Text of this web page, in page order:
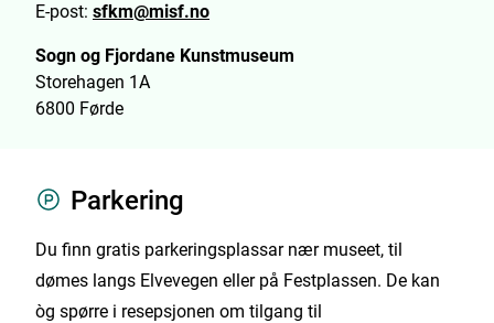
E-post: sfkm@misf.no
Sogn og Fjordane Kunstmuseum
Storehagen 1A
6800 Førde
Parkering
Du finn gratis parkeringsplassar nær museet, til
dømes langs Elvevegen eller på Festplassen. De kan
òg spørre i resepsjonen om tilgang til